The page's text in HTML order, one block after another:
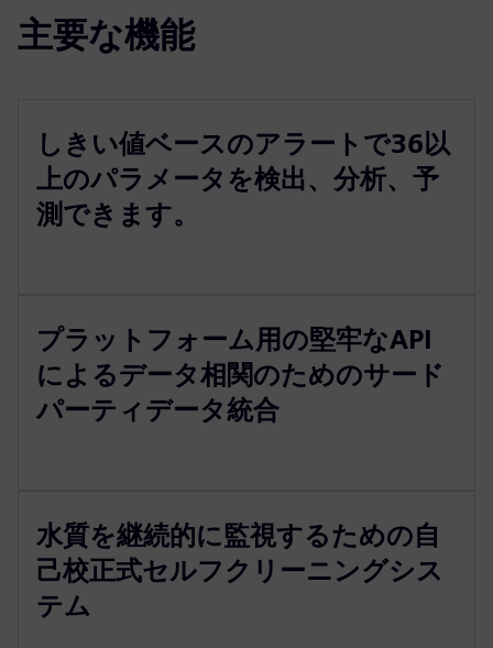
主要な機能
しきい値ベースのアラートで36以
上のパラメータを検出、分析、予
測できます。
プラットフォーム用の堅牢なAPI
によるデータ相関のためのサード
パーティデータ統合
水質を継続的に監視するための自
己校正式セルフクリーニングシス
テム